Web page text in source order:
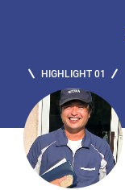
HIGHLIGHT 01